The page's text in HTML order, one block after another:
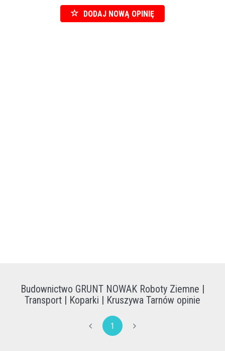
DODAJ NOWĄ OPINIĘ
Budownictwo GRUNT NOWAK Roboty Ziemne |
Transport | Koparki | Kruszywa Tarnów opinie
1